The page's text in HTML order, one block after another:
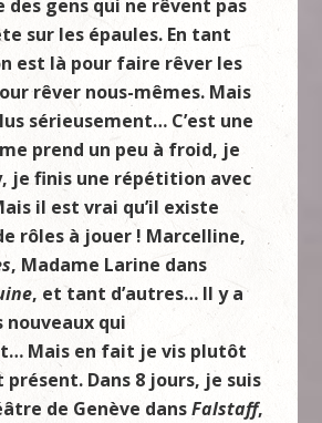
des gens qui ne rêvent pas
sur les épaules. En tant
est là pour faire rêver les
rêver nous-mêmes. Mais
sérieusement… C’est une
prend un peu à froid, je
je finis une répétition avec
il est vrai qu’il existe
rôles à jouer ! Marcelline,
, Madame Larine dans
, et tant d’autres… Il y a
nouveaux qui
Mais en fait je vis plutôt
présent. Dans 8 jours, je suis
de Genève dansFalstaff,